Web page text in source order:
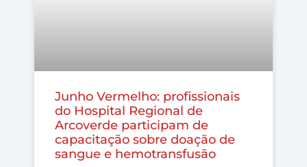
Junho Vermelho: profissionais
do Hospital Regional de
Arcoverde participam de
capacitação sobre doação de
sangue e hemotransfusão